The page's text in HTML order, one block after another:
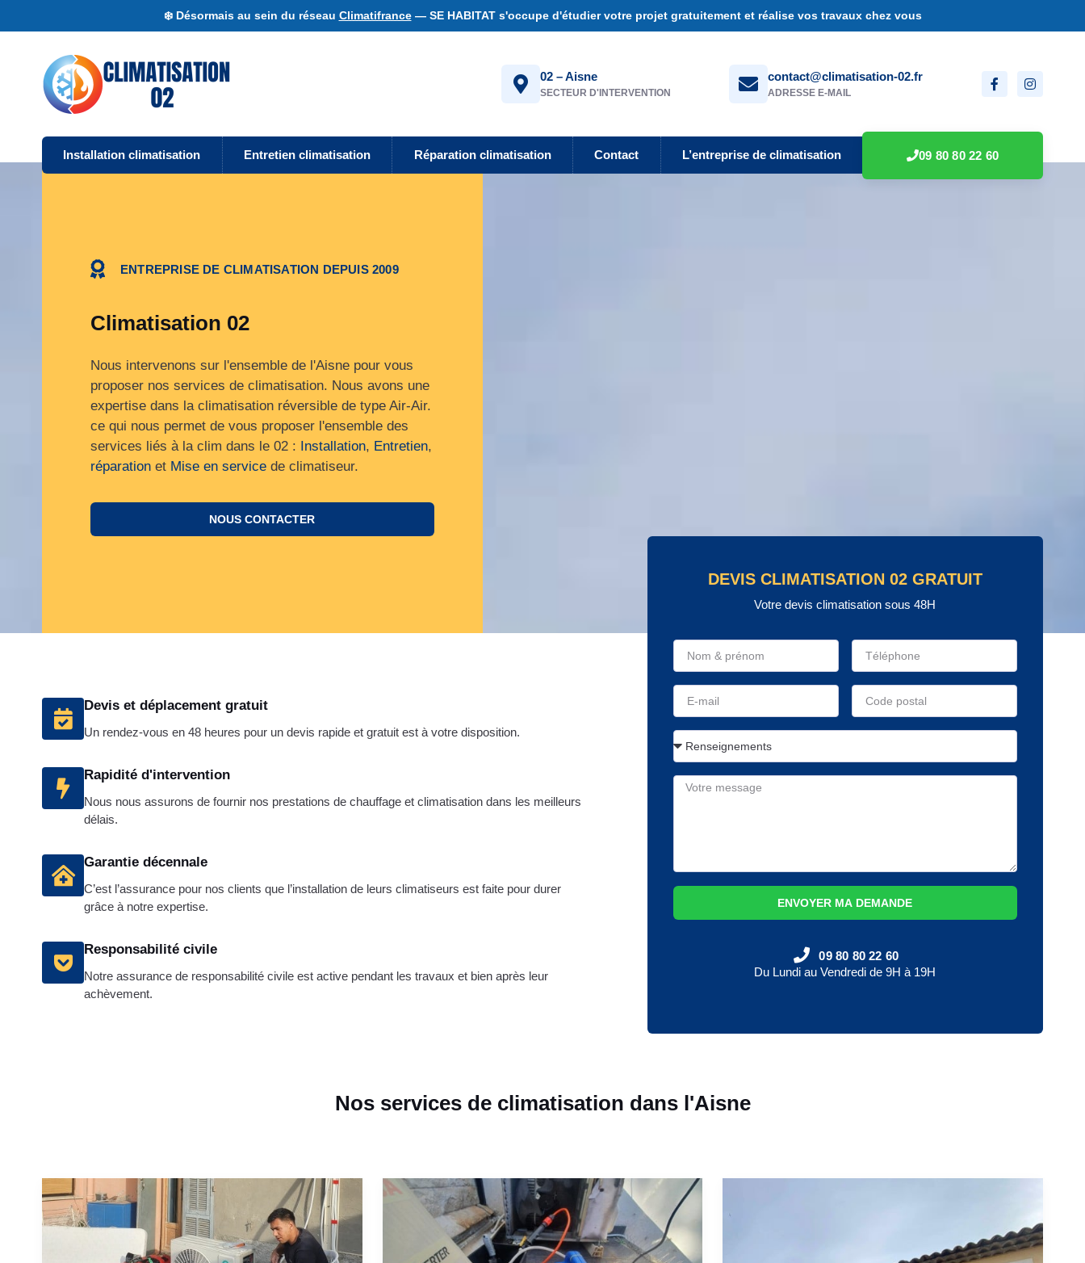
❄️ Désormais au sein du réseau Climatifrance— SE HABITAT s'occupe d'étudier votre projet gratuitement et réalise vos travaux chez vous
02 – Aisne
SECTEUR D'INTERVENTION
contact@climatisation-02.fr
ADRESSE E-MAIL
Installation climatisation Entretien climatisation Réparation climatisation Contact L’entreprise de climatisation 09 80 80 22 60
ENTREPRISE DE CLIMATISATION DEPUIS 2009
Climatisation 02
Nous intervenons sur l'ensemble de l'Aisne pour vous
proposer nos services de climatisation. Nous avons une
expertise dans la climatisation réversible de type Air-Air.
ce qui nous permet de vous proposer l'ensemble des
services liés à la clim dans le 02 : Installation, Entretien,
réparation et Mise en service de climatiseur.
NOUS CONTACTER
Devis et déplacement gratuit
Un rendez-vous en 48 heures pour un devis rapide et gratuit est à votre disposition.
Rapidité d'intervention
Nous nous assurons de fournir nos prestations de chauffage et climatisation dans les meilleurs
délais.
Garantie décennale
C’est l’assurance pour nos clients que l’installation de leurs climatiseurs est faite pour durer
grâce à notre expertise.
Responsabilité civile
Notre assurance de responsabilité civile est active pendant les travaux et bien après leur
achèvement.
DEVIS CLIMATISATION 02 GRATUIT
Votre devis climatisation sous 48H
ENVOYER MA DEMANDE
09 80 80 22 60
Du Lundi au Vendredi de 9H à 19H
Nos services de climatisation dans l'Aisne